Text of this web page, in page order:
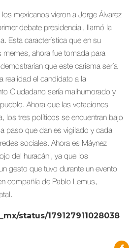
mexicanos vieron a Jorge Álvarez
debate presidencial, llamó la
Esta característica que en su
memes, ahora fue tomada para
que este carisma sería
realidad el candidato a la
Ciudadano sería malhumorado y
Ahora que las votaciones
los tres políticos se encuentran bajo
paso que dan es vigilado y cada
sociales. Ahora es Máynez
del huracán’, ya que los
gesto que tuvo durante un evento
compañía de Pablo Lemus,
status/179127911028038